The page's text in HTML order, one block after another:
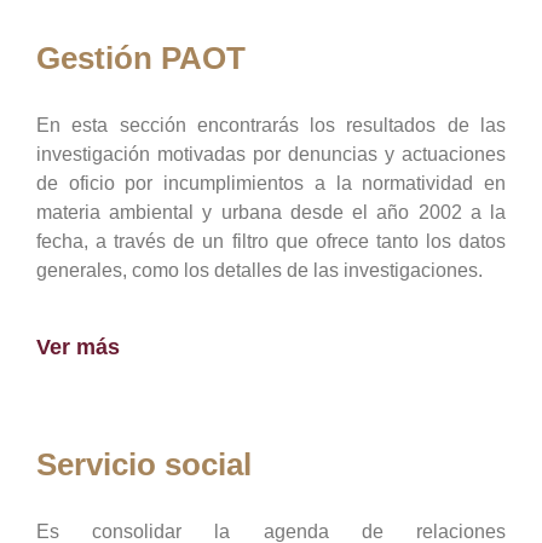
Gestión PAOT
En esta sección encontrarás los resultados de las
investigación motivadas por denuncias y actuaciones
de oficio por incumplimientos a la normatividad en
materia ambiental y urbana desde el año 2002 a la
fecha, a través de un filtro que ofrece tanto los datos
generales, como los detalles de las investigaciones.
Ver más
Servicio social
Es consolidar la agenda de relaciones